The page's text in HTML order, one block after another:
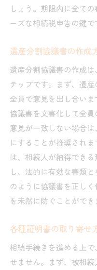
しょう。期限内に全て
ーズな相続税申告の鍵で
遺産分割協議書の作成
遺産分割協議書の作成
テップです。まず、遺
全員で意見を出し合いま
協議書を文書化して全員
意見が一致しない場合
にすることが推奨され
は、相続人が納得でき
し、法的に有効な書類
のように協議書を正し
を未然に防ぐことができ
各種証明書の取り寄せ
相続手続きを進める上
せません。まず、被相